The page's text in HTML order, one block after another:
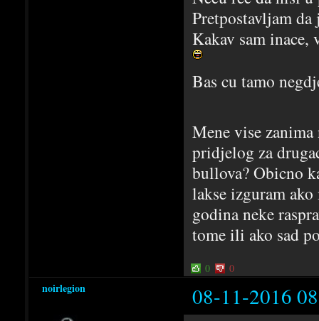
Pretpostavljam
Kakav sam
Bas cu tamo
Mene vise
pridjelog za
bullova? Obicno
lakse izguram
godina neke
tome ili ako sad
0 0
noirlegion 08-11-2016